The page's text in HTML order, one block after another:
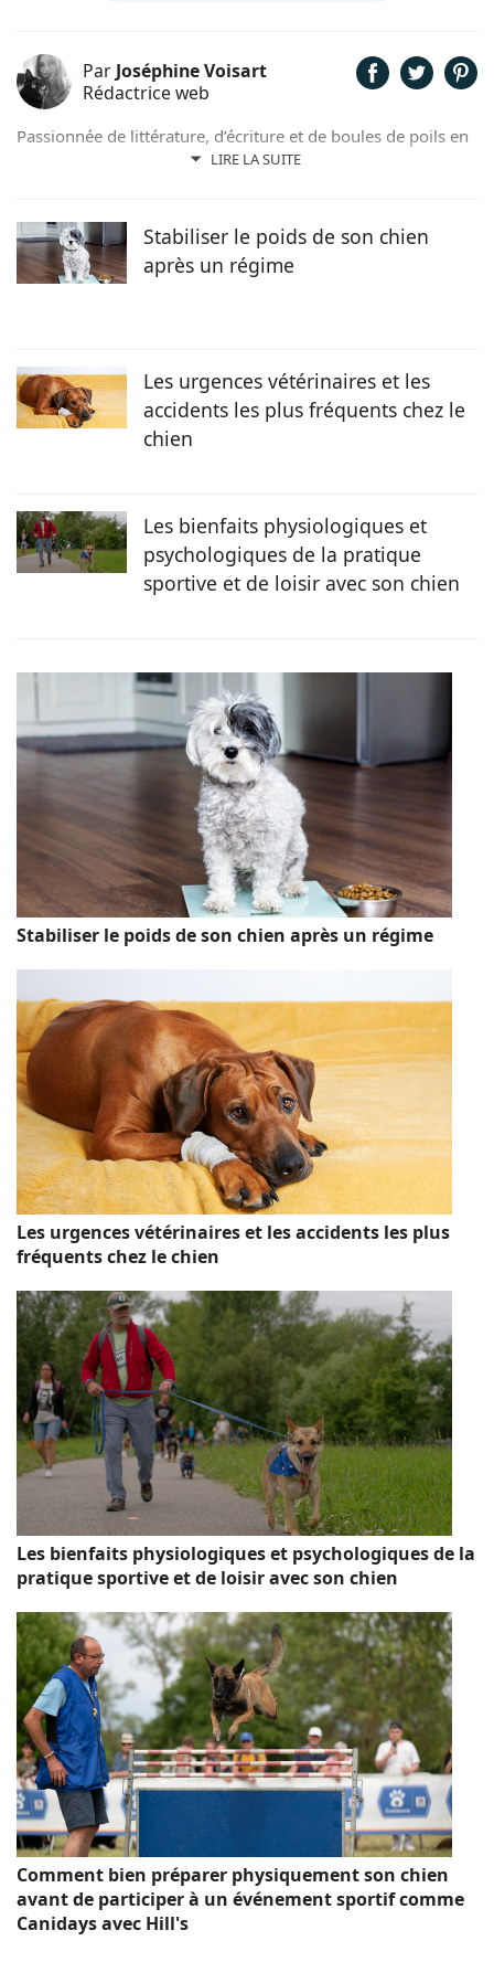
Par Joséphine Voisart
Rédactrice web
LIRE LA SUITE
Passionnée de littérature, d’écriture et de boules de poils en
tout genre, c’est tout naturellement que Joséphine a décidé
l’inspiration et la joie de vivre au quotidien !
Stabiliser le poids de son chien
après un régime
Les urgences vétérinaires et les
accidents les plus fréquents chez le
chien
Les bienfaits physiologiques et
psychologiques de la pratique
sportive et de loisir avec son chien
Stabiliser le poids de son chien après un régime
Les urgences vétérinaires et les accidents les plus
fréquents chez le chien
Les bienfaits physiologiques et psychologiques de la
pratique sportive et de loisir avec son chien
Comment bien préparer physiquement son chien
avant de participer à un événement sportif comme
Canidays avec Hill's